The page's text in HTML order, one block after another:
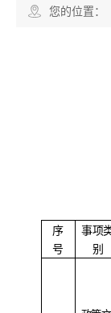
您的位置：
序
号
事项
别